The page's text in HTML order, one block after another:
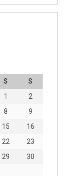
S
S
1
2
8
9
15
16
22
23
29
30